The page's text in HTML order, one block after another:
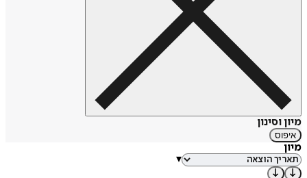
מיון וסינון
איפוס
מיון
▾